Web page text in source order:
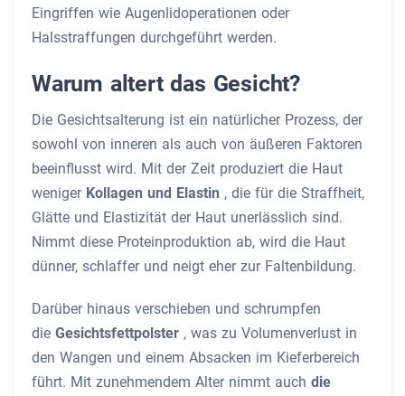
Eingriffen wie Augenlidoperationen oder
Halsstraffungen durchgeführt werden.
Warum altert das Gesicht?
Die Gesichtsalterung ist ein natürlicher Prozess, der
sowohl von inneren als auch von äußeren Faktoren
beeinflusst wird. Mit der Zeit produziert die Haut
weniger Kollagen und Elastin , die für die Straffheit,
Glätte und Elastizität der Haut unerlässlich sind.
Nimmt diese Proteinproduktion ab, wird die Haut
dünner, schlaffer und neigt eher zur Faltenbildung.
Darüber hinaus verschieben und schrumpfen
die Gesichtsfettpolster , was zu Volumenverlust in
den Wangen und einem Absacken im Kieferbereich
führt. Mit zunehmendem Alter nimmt auch die